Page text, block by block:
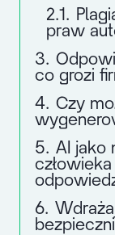
2.1.
praw
3.
co grozi
4. Czy
5. AI jako
6.